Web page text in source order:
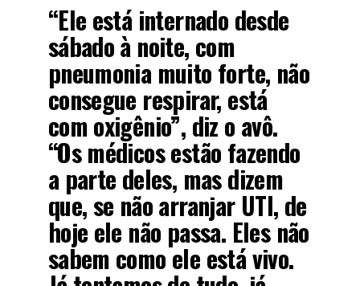
“Ele está internado desde
sábado à noite, com
pneumonia muito forte, não
consegue respirar, está
com oxigênio”, diz o avô.
“Os médicos estão fazendo
a parte deles, mas dizem
que, se não arranjar UTI, de
hoje ele não passa. Eles não
sabem como ele está vivo.